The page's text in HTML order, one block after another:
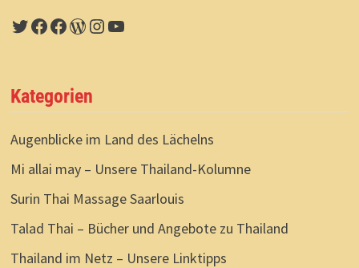
Twitter
Facebook
Facebook
WordPress
Instagram
YouTube
Kategorien
Augenblicke im Land des Lächelns
Mi allai may – Unsere Thailand-Kolumne
Surin Thai Massage Saarlouis
Talad Thai – Bücher und Angebote zu Thailand
Thailand im Netz – Unsere Linktipps